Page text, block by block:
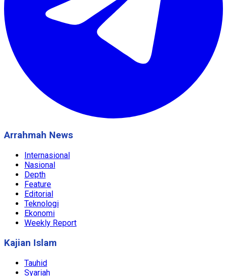
Arrahmah News
Internasional
Nasional
Depth
Feature
Editorial
Teknologi
Ekonomi
Weekly Report
Kajian Islam
Tauhid
Syariah